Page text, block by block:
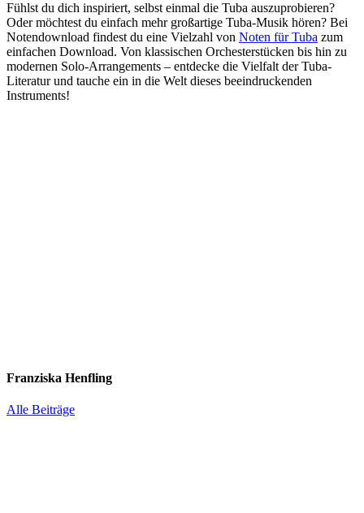
Fühlst du dich inspiriert, selbst einmal die Tuba auszuprobieren?
Oder möchtest du einfach mehr großartige Tuba-Musik hören? Bei
Notendownload findest du eine Vielzahl von Noten für Tuba zum
einfachen Download. Von klassischen Orchesterstücken bis hin zu
modernen Solo-Arrangements – entdecke die Vielfalt der Tuba-
Literatur und tauche ein in die Welt dieses beeindruckenden
Instruments!
Franziska Henfling
Alle Beiträge